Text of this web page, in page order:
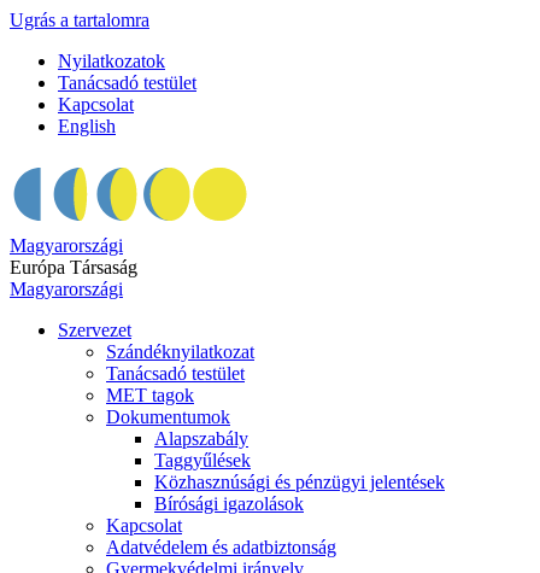
Ugrás a tartalomra
Nyilatkozatok
Tanácsadó testület
Kapcsolat
English
Magyarországi
Európa Társaság
Magyarországi
Szervezet
Szándéknyilatkozat
Tanácsadó testület
MET tagok
Dokumentumok
Alapszabály
Taggyűlések
Közhasznúsági és pénzügyi jelentések
Bírósági igazolások
Kapcsolat
Adatvédelem és adatbiztonság
Gyermekvédelmi irányelv